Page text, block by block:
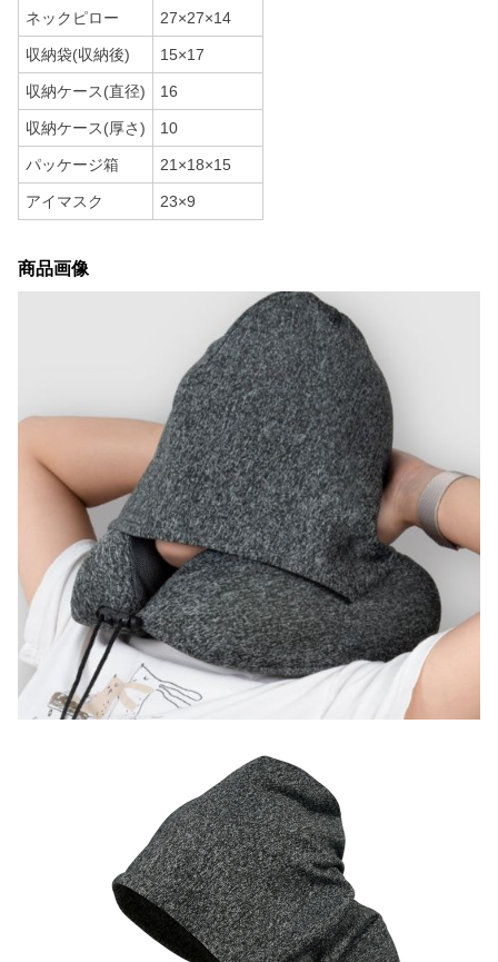
ネックピロー 27×27×14
収納袋(収納後) 15×17
収納ケース(直径) 16
収納ケース(厚さ) 10
パッケージ箱 21×18×15
アイマスク 23×9
商品画像